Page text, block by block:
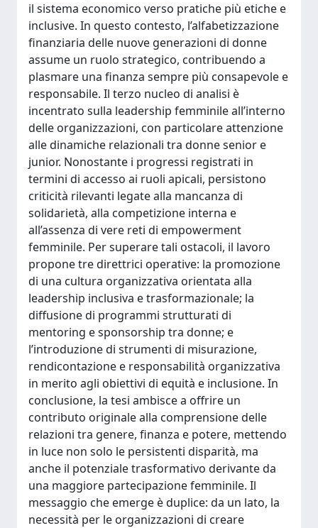
il sistema economico verso pratiche più etiche e
inclusive. In questo contesto, l’alfabetizzazione
finanziaria delle nuove generazioni di donne
assume un ruolo strategico, contribuendo a
plasmare una finanza sempre più consapevole e
responsabile. Il terzo nucleo di analisi è
incentrato sulla leadership femminile all’interno
delle organizzazioni, con particolare attenzione
alle dinamiche relazionali tra donne senior e
junior. Nonostante i progressi registrati in
termini di accesso ai ruoli apicali, persistono
criticità rilevanti legate alla mancanza di
solidarietà, alla competizione interna e
all’assenza di vere reti di empowerment
femminile. Per superare tali ostacoli, il lavoro
propone tre direttrici operative: la promozione
di una cultura organizzativa orientata alla
leadership inclusiva e trasformazionale; la
diffusione di programmi strutturati di
mentoring e sponsorship tra donne; e
l’introduzione di strumenti di misurazione,
rendicontazione e responsabilità organizzativa
in merito agli obiettivi di equità e inclusione. In
conclusione, la tesi ambisce a offrire un
contributo originale alla comprensione delle
relazioni tra genere, finanza e potere, mettendo
in luce non solo le persistenti disparità, ma
anche il potenziale trasformativo derivante da
una maggiore partecipazione femminile. Il
messaggio che emerge è duplice: da un lato, la
necessità per le organizzazioni di creare